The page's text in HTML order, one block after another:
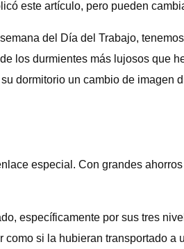
este artículo, pero pueden
del Día del Trabajo,
los durmientes más lujosos que
dormitorio un cambio de imagen
especial. Con grandes
específicamente por sus tres
si la hubieran transportado a